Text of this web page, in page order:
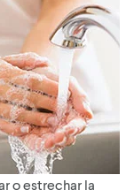
o estrechar la